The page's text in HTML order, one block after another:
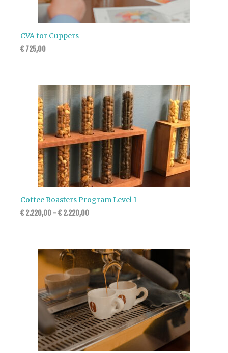
CVA for Cuppers
€725,00
Coffee Roasters Program Level 1
€2.220,00 -€2.220,00